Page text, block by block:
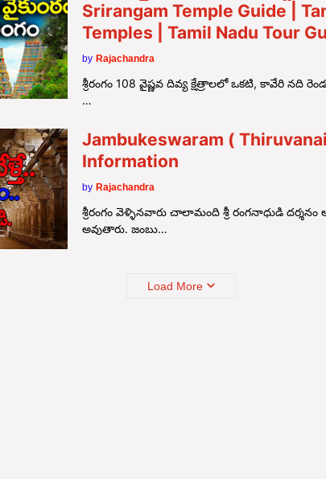
Srirangam Temple Guide |
Temples | Tamil Nadu Tour
by Rajachandra
శ్రీరంగం 108 వైష్ణవ దివ్య క్షేత్రాలలో ఒకటి, కావేరి నది
…
Jambukeswaram (
Information
by Rajachandra
శ్రీరంగం వెళ్ళినవారు చాలామంది శ్రీ రంగనాధుడి
అవుతారు. జంబు…
Load More